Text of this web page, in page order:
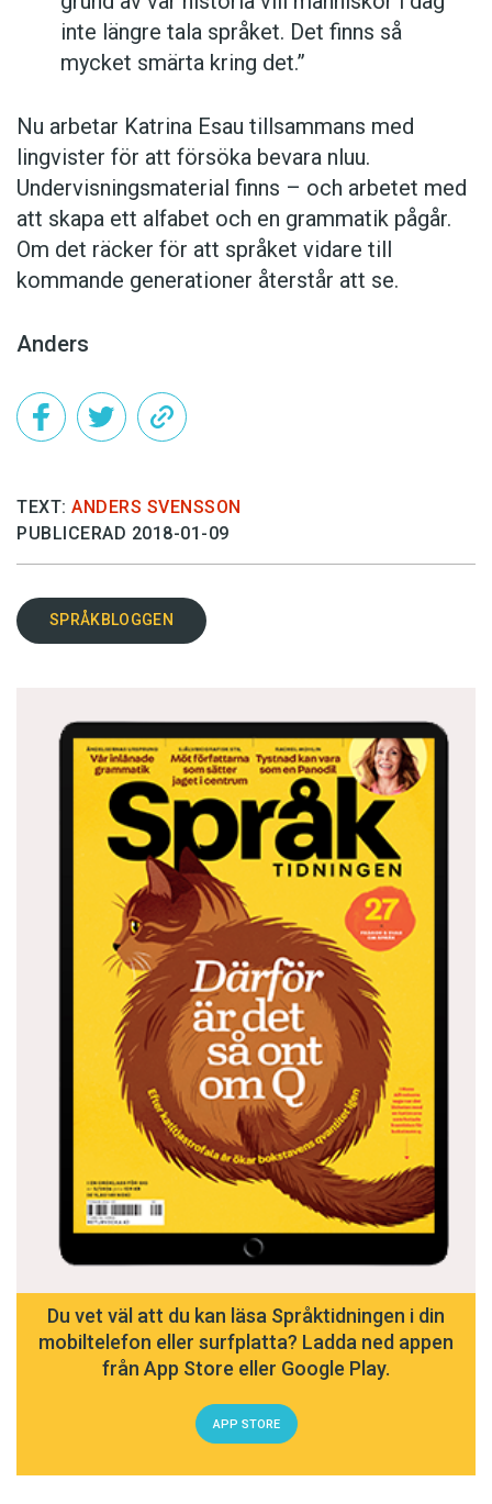
inte längre tala språket. Det finns så
mycket smärta kring det.”
Nu arbetar Katrina Esau tillsammans med
lingvister för att försöka bevara nluu.
Undervisningsmaterial finns – och arbetet med
att skapa ett alfabet och en grammatik pågår.
Om det räcker för att språket vidare till
kommande generationer återstår att se.
Anders
TEXT: ANDERS SVENSSON
PUBLICERAD 2018-01-09
SPRÅKBLOGGEN
Du vet väl att du kan läsa Språktidningen i din
mobiltelefon eller surfplatta? Ladda ned appen
från App Store eller Google Play.
APP STORE